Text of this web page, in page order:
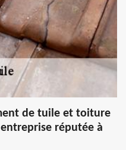
de tuile et toiture
réputée à